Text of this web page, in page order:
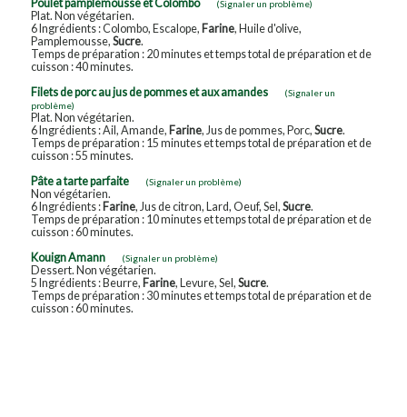
Poulet pamplemousse et Colombo
(Signaler un problème)
Plat. Non végétarien.
6 Ingrédients : Colombo, Escalope, Farine, Huile d'olive,
Pamplemousse, Sucre.
Temps de préparation : 20 minutes et temps total de préparation et de
cuisson : 40 minutes.
Filets de porc au jus de pommes et aux amandes
(Signaler un
problème)
Plat. Non végétarien.
6 Ingrédients : Ail, Amande, Farine, Jus de pommes, Porc, Sucre.
Temps de préparation : 15 minutes et temps total de préparation et de
cuisson : 55 minutes.
Pâte a tarte parfaite
(Signaler un problème)
Non végétarien.
6 Ingrédients : Farine, Jus de citron, Lard, Oeuf, Sel, Sucre.
Temps de préparation : 10 minutes et temps total de préparation et de
cuisson : 60 minutes.
Kouign Amann
(Signaler un problème)
Dessert. Non végétarien.
5 Ingrédients : Beurre, Farine, Levure, Sel, Sucre.
Temps de préparation : 30 minutes et temps total de préparation et de
cuisson : 60 minutes.